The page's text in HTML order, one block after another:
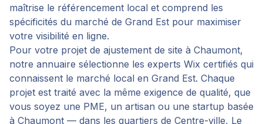
maîtrise le référencement local et comprend les
spécificités du marché de Grand Est pour maximiser
votre visibilité en ligne.
Pour votre projet de ajustement de site à Chaumont,
notre annuaire sélectionne les experts Wix certifiés qui
connaissent le marché local en Grand Est. Chaque
projet est traité avec la même exigence de qualité, que
vous soyez une PME, un artisan ou une startup basée
à Chaumont — dans les quartiers de Centre-ville, Le